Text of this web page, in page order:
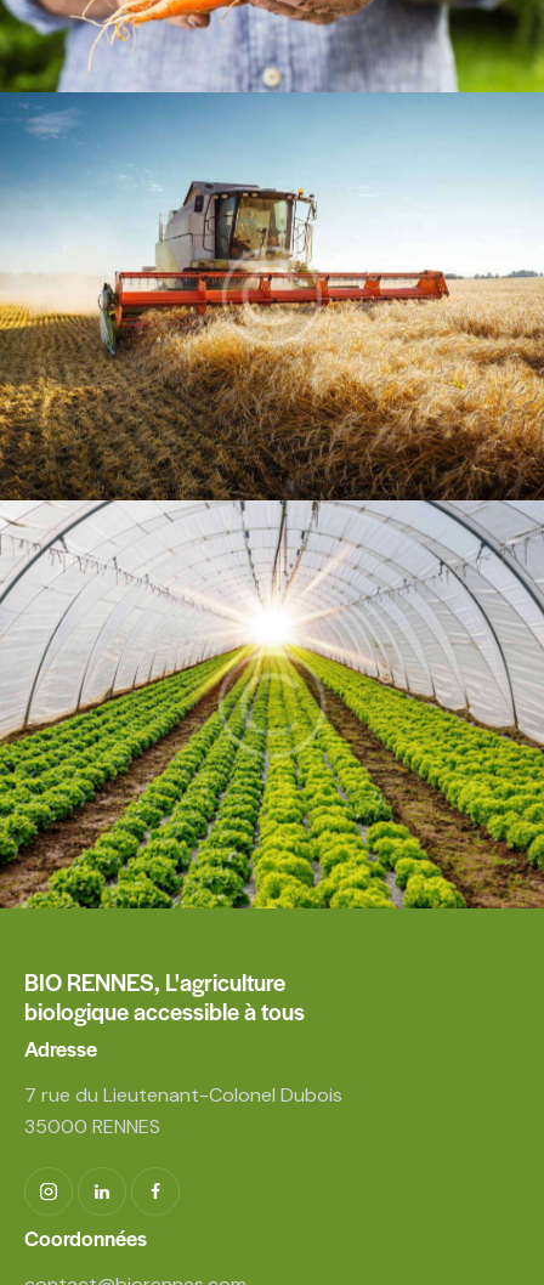
BIO RENNES, L'agriculture
biologique accessible à tous
Adresse
7 rue du Lieutenant-Colonel Dubois
35000 RENNES
Coordonnées